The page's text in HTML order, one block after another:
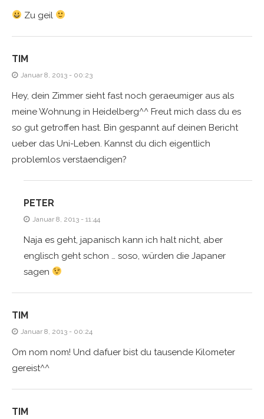
Zu geil
TIM
Januar 8, 2013 - 00:23
Hey, dein Zimmer sieht fast noch geraeumiger aus als
meine Wohnung in Heidelberg^^ Freut mich dass du es
so gut getroffen hast. Bin gespannt auf deinen Bericht
ueber das Uni-Leben. Kannst du dich eigentlich
problemlos verstaendigen?
PETER
Januar 8, 2013 - 11:44
Naja es geht, japanisch kann ich halt nicht, aber
englisch geht schon … soso, würden die Japaner
sagen
TIM
Januar 8, 2013 - 00:24
Om nom nom! Und dafuer bist du tausende Kilometer
gereist^^
TIM